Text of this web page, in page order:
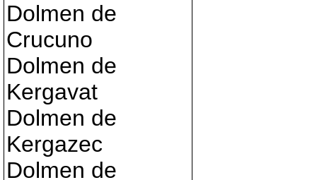
Dolmen de
Crucuno
Dolmen de
Kergavat
Dolmen de
Kergazec
Dolmen de